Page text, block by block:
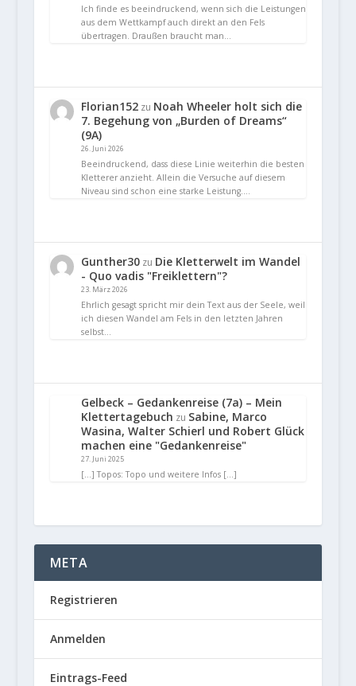
Ich finde es beeindruckend, wenn sich die Leistungen
aus dem Wettkampf auch direkt an den Fels
übertragen. Draußen braucht man…
Florian152zu Noah Wheeler holt sich die
7. Begehung von „Burden of Dreams“
(9A)
26. Juni 2026
Beeindruckend, dass diese Linie weiterhin die besten
Kletterer anzieht. Allein die Versuche auf diesem
Niveau sind schon eine starke Leistung.…
Gunther30zu Die Kletterwelt im Wandel
- Quo vadis "Freiklettern"?
23. März 2026
Ehrlich gesagt spricht mir dein Text aus der Seele, weil
ich diesen Wandel am Fels in den letzten Jahren
selbst…
Gelbeck – Gedankenreise (7a) – Mein
Klettertagebuch zu Sabine, Marco
Wasina, Walter Schierl und Robert Glück
machen eine "Gedankenreise"
27. Juni 2025
[…] Topos: Topo und weitere Infos […]
META
Registrieren
Anmelden
Eintrags-Feed